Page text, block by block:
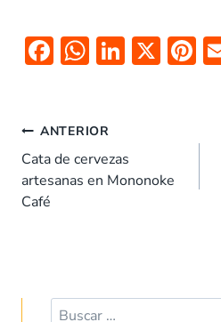
F
b
o
o
W
s
A
p
Li
dI
n
X Pi
es
ANTERIOR
Cata de cervezas
artesanas en Mononoke
Café